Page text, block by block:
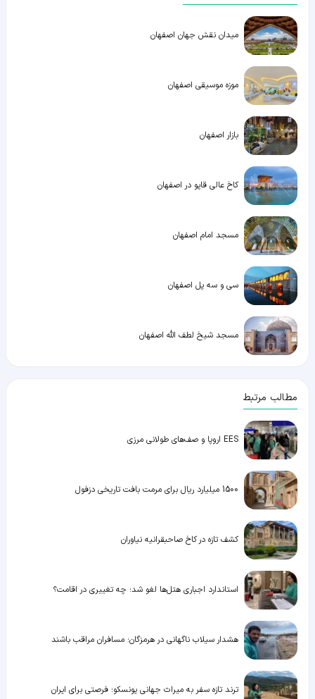
میدان نقش جهان اصفهان
موزه موسیقی اصفهان
بازار اصفهان
کاخ عالی قاپو در اصفهان
مسجد امام اصفهان
سی و سه پل اصفهان
مسجد شیخ لطف الله اصفهان
مطالب مرتبط
EES اروپا و صف‌های طولانی مرزی
1500 میلیارد ریال برای مرمت بافت تاریخی دزفول
کشف تازه در کاخ صاحبقرانیه نیاوران
استاندارد اجباری هتل‌ها لغو شد؛ چه تغییری در اقامت؟
هشدار سیلاب ناگهانی در هرمزگان؛ مسافران مراقب باشند
ترند تازه سفر به میراث جهانی یونسکو؛ فرصتی برای ایران